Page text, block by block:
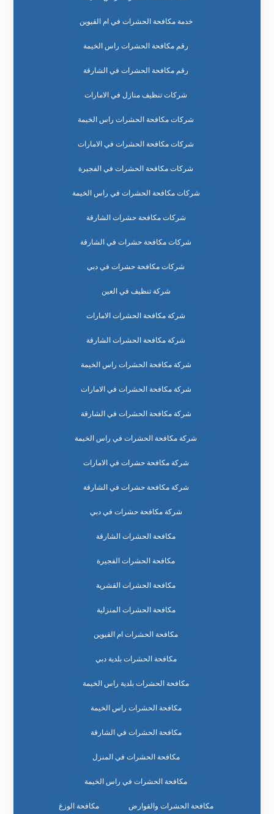
خدمة مكافحة الحشرات في ام القيوين
رقم مكافحة الحشرات راس الخيمة
رقم مكافحة الحشرات في الشارقة
شركات تنظيف منازل في الامارات
شركات مكافحة الحشرات راس الخيمة
شركات مكافحة الحشرات في الامارات
شركات مكافحة الحشرات في الفجيرة
شركات مكافحة الحشرات في راس الخيمة
شركات مكافحة حشرات الشارقة
شركات مكافحة حشرات في الشارقة
شركات مكافحة حشرات في دبي
شركة تنظيف في العين
شركة مكافحة الحشرات الامارات
شركة مكافحة الحشرات الشارقة
شركة مكافحة الحشرات راس الخيمة
شركة مكافحة الحشرات في الامارات
شركة مكافحة الحشرات في الشارقة
شركة مكافحة الحشرات في راس الخيمة
شركة مكافحة حشرات في الامارات
شركة مكافحة حشرات في الشارقة
شركة مكافحة حشرات في دبي
مكافحة الحشرات الشارقة
مكافحة الحشرات الفجيرة
مكافحة الحشرات القشرية
مكافحة الحشرات المنزلية
مكافحة الحشرات ام القيوين
مكافحة الحشرات بلدية دبي
مكافحة الحشرات بلدية راس الخيمة
مكافحة الحشرات راس الخيمة
مكافحة الحشرات في الشارقة
مكافحة الحشرات في المنزل
مكافحة الحشرات في راس الخيمة
مكافحة الحشرات والقوارض مكافحة الوزغ